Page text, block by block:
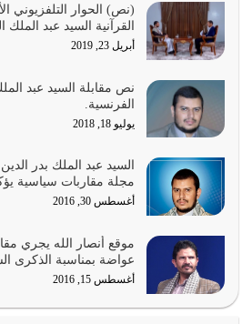
الغاية من الصلاة هو ذكر الله (أقم
{وَأَعِدُّوا لَهُمْ مَا…
أغسطس 2, 2026
السبب الرئيسي لشقاء الأمة الابتعاد
لحدود الله بالإضافات للدين
أغسطس 1, 2026
أبرز أسباب الشقاء هو الإعراض عن
المتمثل في القرآن الكريم
يوليو 31, 2026
أولياء الشيطان كلما كانوا أكثر ولاءً
أكثر ضعفاً
يوليو 30, 2026
(نص) الحوار التلفزيوني
القرآنية السيد عبد
أبريل 23, 2019
نص مقابلة السيد عبد
الفرنسية.
يوليو 18, 2018
السيد عبد الملك بدر
مجلة مقاربات سياسية
أغسطس 30, 2016
موقع أنصار الله يجري
عواضة بمناسبة الذكرى
أغسطس 15, 2016